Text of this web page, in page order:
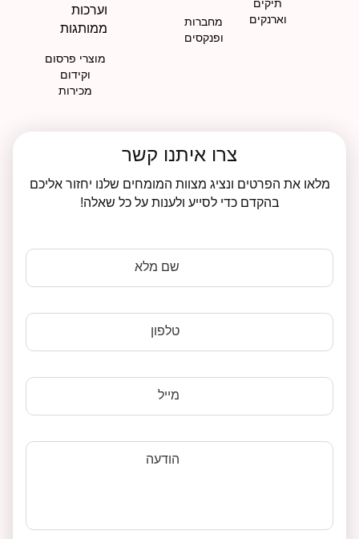
תיקים
וארנקים
מחברות
ופנקסים
מוצרי פרסום
וקידום
מכירות
צרו איתנו קשר
מלאו את הפרטים ונציג מצוות המומחים שלנו יחזור אליכם
בהקדם כדי לסייע ולענות על כל שאלה!
שם מלא
טלפון
מייל
הודעה